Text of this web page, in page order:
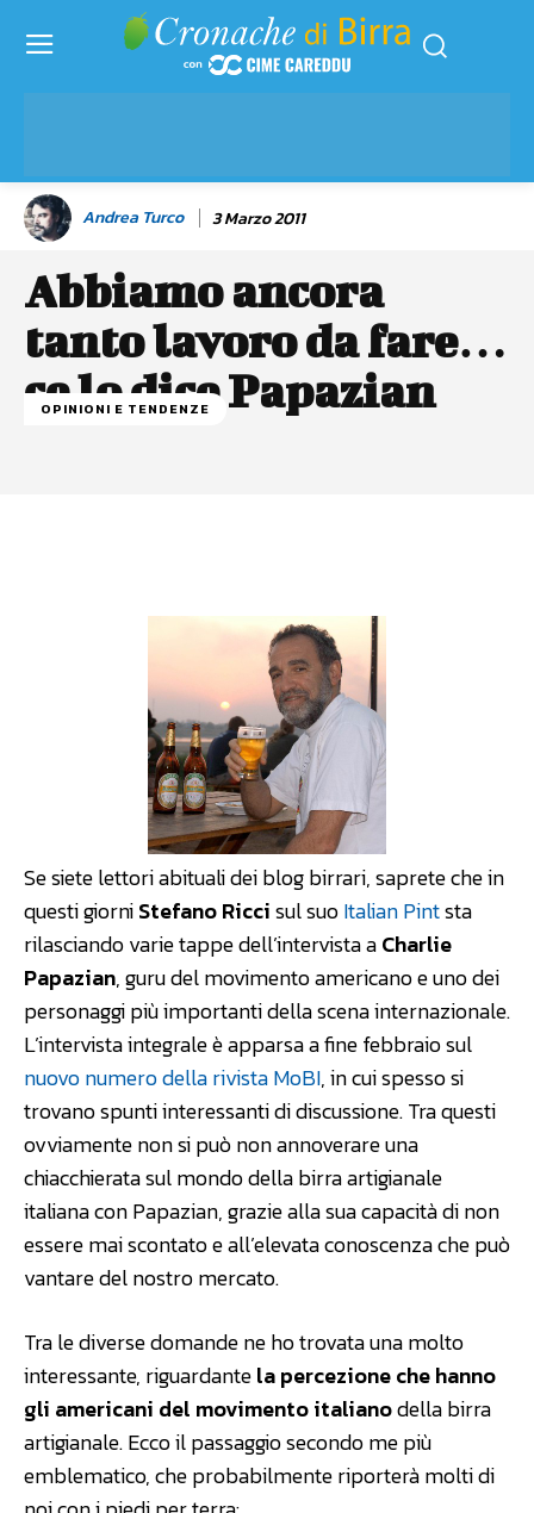
Andrea Turco 3 Marzo 2011
Abbiamo ancora
tanto lavoro da fare…
ce lo dice Papazian
OPINIONI E TENDENZE
Se siete lettori abituali dei blog birrari, saprete che in
questi giorniStefano Riccisul suoItalian Pintsta
rilasciando varie tappe dell’intervista aCharlie
Papazian, guru del movimento americano e uno dei
personaggi più importanti della scena internazionale.
L’intervista integrale è apparsa a fine febbraio sul
nuovo numero della rivista MoBI, in cui spesso si
trovano spunti interessanti di discussione. Tra questi
ovviamente non si può non annoverare una
chiacchierata sul mondo della birra artigianale
italiana con Papazian, grazie alla sua capacità di non
essere mai scontato e all’elevata conoscenza che può
vantare del nostro mercato.
Tra le diverse domande ne ho trovata una molto
interessante, riguardantela percezione che hanno
gli americani del movimento italianodella birra
artigianale. Ecco il passaggio secondo me più
emblematico, che probabilmente riporterà molti di